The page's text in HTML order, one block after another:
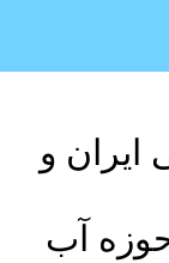
و
آب